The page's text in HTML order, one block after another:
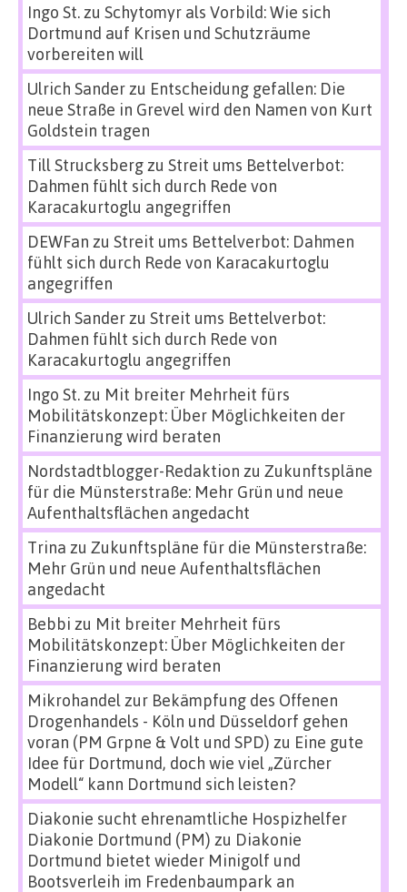
Ingo St.zu Schytomyr als Vorbild: Wie sich
Dortmund auf Krisen und Schutzräume
vorbereiten will
Ulrich Sanderzu Entscheidung gefallen: Die
neue Straße in Grevel wird den Namen von Kurt
Goldstein tragen
Till Strucksbergzu Streit ums Bettelverbot:
Dahmen fühlt sich durch Rede von
Karacakurtoglu angegriffen
DEWFan zu Streit ums Bettelverbot: Dahmen
fühlt sich durch Rede von Karacakurtoglu
angegriffen
Ulrich Sanderzu Streit ums Bettelverbot:
Dahmen fühlt sich durch Rede von
Karacakurtoglu angegriffen
Ingo St.zu Mit breiter Mehrheit fürs
Mobilitätskonzept: Über Möglichkeiten der
Finanzierung wird beraten
Nordstadtblogger-Redaktion zu Zukunftspläne
für die Münsterstraße: Mehr Grün und neue
Aufenthaltsflächen angedacht
Trina zu Zukunftspläne für die Münsterstraße:
Mehr Grün und neue Aufenthaltsflächen
angedacht
Bebbi zu Mit breiter Mehrheit fürs
Mobilitätskonzept: Über Möglichkeiten der
Finanzierung wird beraten
Mikrohandel zur Bekämpfung des Offenen
Drogenhandels - Köln und Düsseldorf gehen
voran (PM Grpne & Volt und SPD) zu Eine gute
Idee für Dortmund, doch wie viel „Zürcher
Modell“ kann Dortmund sich leisten?
Diakonie sucht ehrenamtliche Hospizhelfer
Diakonie Dortmund (PM) zu Diakonie
Dortmund bietet wieder Minigolf und
Bootsverleih im Fredenbaumpark an